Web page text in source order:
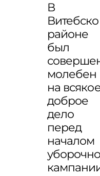
В
районе
был
молебен
на
доброе
дело
перед
началом